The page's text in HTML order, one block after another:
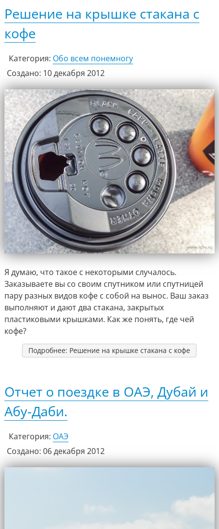
Решение на крышке стакана с
кофе
Категория: Обо всем понемногу
Создано: 10 декабря 2012
Я думаю, что такое с некоторыми случалось.
Заказываете вы со своим спутником или спутницей
пару разных видов кофе с собой на вынос. Ваш заказ
выполняют и дают два стакана, закрытых
пластиковыми крышками. Как же понять, где чей
кофе?
Подробнее: Решение на крышке стакана с кофе
Отчет о поездке в ОАЭ, Дубай и
Абу-Даби.
Категория: ОАЭ
Создано: 06 декабря 2012